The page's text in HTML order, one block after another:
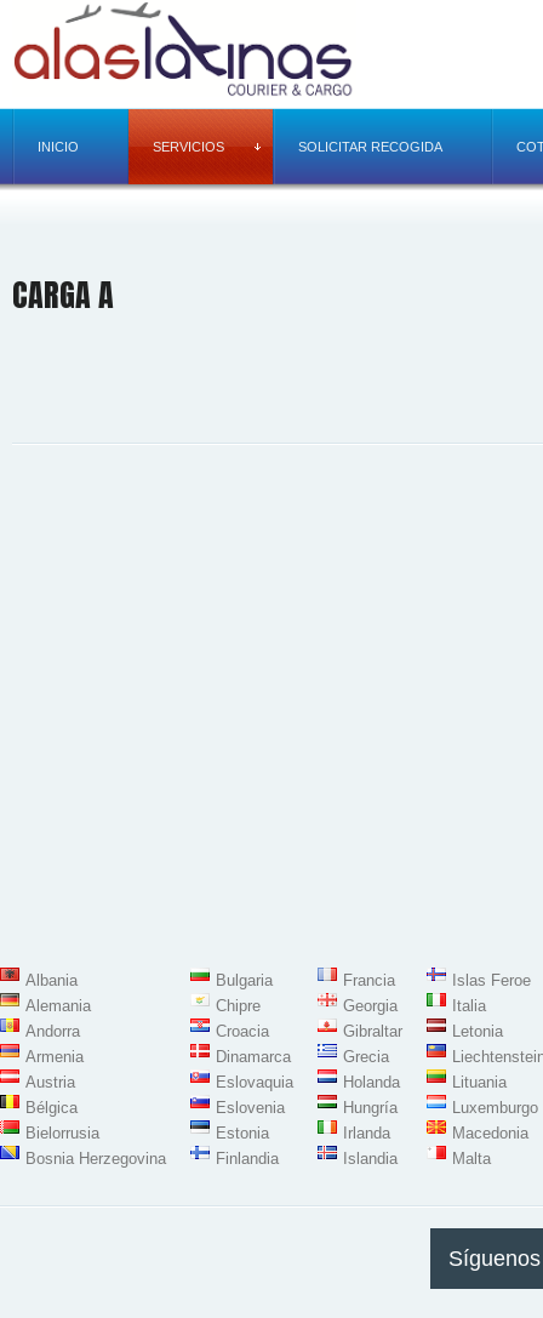
INICIO SERVICIOS SOLICITAR RECOGIDA
CARGA A
Albania
Alemania
Andorra
Armenia
Austria
Bélgica
Bielorrusia
Bosnia Herzegovina
Bulgaria
Chipre
Croacia
Dinamarca
Eslovaquia
Eslovenia
Estonia
Finlandia
Francia
Georgia
Gibraltar
Grecia
Holanda
Hungría
Irlanda
Islandia
Islas Feroe
Italia
Letonia
Lituania
Luxemburgo
Macedonia
Malta